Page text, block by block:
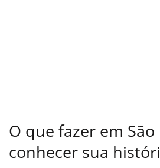
O que fazer em
conhecer sua